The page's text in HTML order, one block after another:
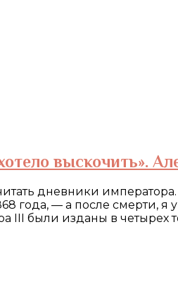
выскочить».
дневники
года, — а после смерти, я
III были изданы в четырех